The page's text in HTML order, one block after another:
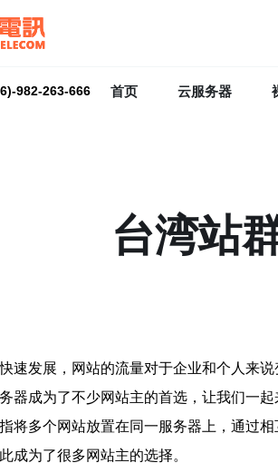
982-263-666 首页 云服务器
台湾站
速发展，网站的流量对于企业和个人来
器成为了不少网站主的首选，让我们一
将多个网站放置在同一服务器上，通过
成为了很多网站主的选择。